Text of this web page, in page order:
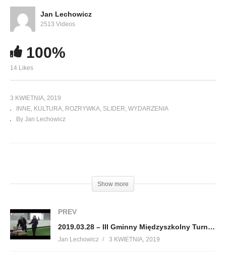
Jan Lechowicz
2513 Videos
100%
14 Likes
3 KWIETNIA, 2019
INNE KULTURA ROZRYWKA SLIDER WYDARZENIA
By Jan Lechowicz
Show more
PREV
2019.03.28 – III Gminny Międzyszkolny Turniej Unihokeja w Cieszanowie
Jan Lechowicz 3 KWIETNIA, 2019